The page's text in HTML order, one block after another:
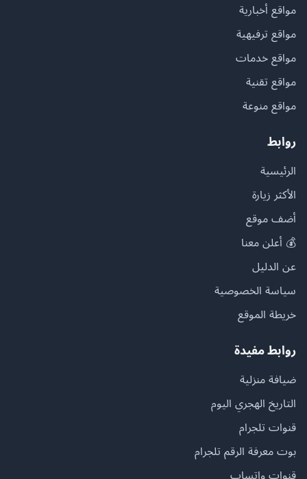
مواقع أخبارية
مواقع ترفيهية
مواقع خدمات
مواقع تقنية
مواقع منوعة
روابط
الرئيسية
الأكثر زيارة
أضف موقع
💰 أعلن معنا
عن الدليل
سياسة الخصوصية
خريطة الموقع
روابط مفيدة
ضيافة منزلية
التاريخ الهجري اليوم
قنوات تلجرام
بوت معرفة الرقم تلجرام
قنوات واتساب